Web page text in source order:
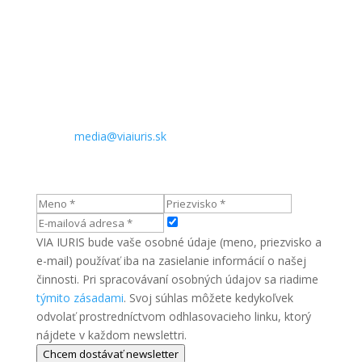
media@viaiuris.sk
VIA IURIS bude vaše osobné údaje (meno, priezvisko a
e-mail) používať iba na zasielanie informácií o našej
činnosti. Pri spracovávaní osobných údajov sa riadime
týmito zásadami. Svoj súhlas môžete kedykoľvek
odvolať prostredníctvom odhlasovacieho linku, ktorý
nájdete v každom newslettri.
Chcem dostávať newsletter